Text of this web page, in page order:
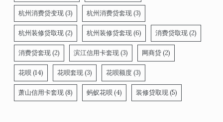
杭州消费贷变现(3) 杭州消费贷套现(3)
杭州装修贷取现(2) 杭州装修贷套现(6) 消费贷取现(2)
消费贷套现(2) 滨江信用卡套现(3) 网商贷(2)
花呗(14) 花呗套现(3) 花呗额度(3)
萧山信用卡套现(8) 蚂蚁花呗(4) 装修贷取现(5)